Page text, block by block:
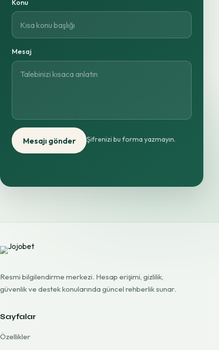
Konu
Mesaj
Mesajı gönder Şifrenizi bu forma yazmayın.
Resmi bilgilendirme merkezi. Hesap erişimi, gizlilik,
güvenlik ve destek konularında güncel rehberlik sunar.
Sayfalar
Özellikler